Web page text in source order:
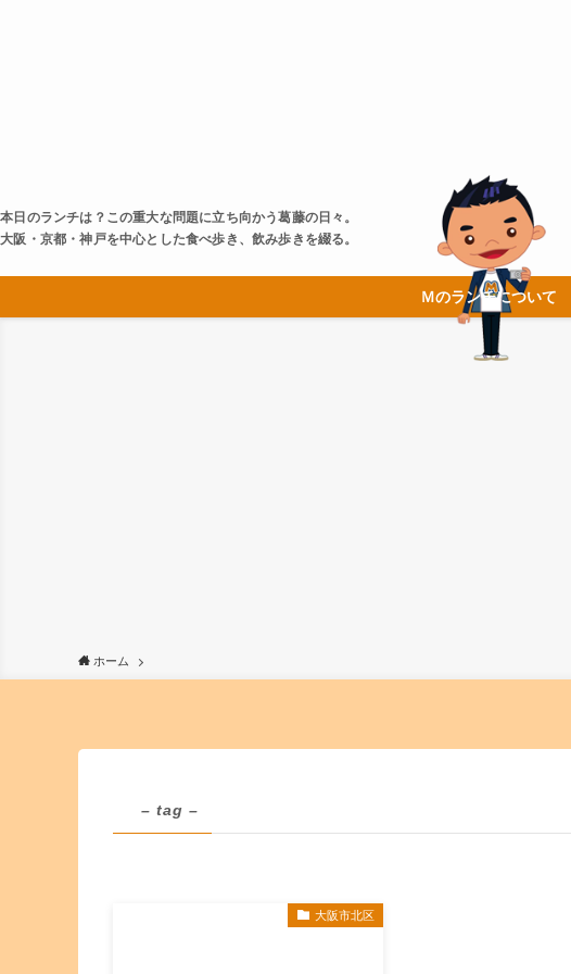
本日のランチは？この重大な問題に立ち向かう葛藤の日々。
大阪・京都・神戸を中心とした食べ歩き、飲み歩きを綴る。
Ｍのランチについて
ホーム
– tag –
大阪市北区